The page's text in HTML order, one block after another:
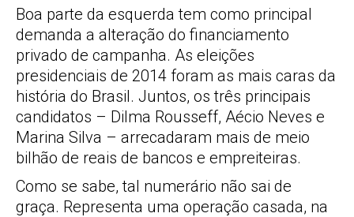
Boa parte da esquerda tem como principal
demanda a alteração do financiamento
privado de campanha. As eleições
presidenciais de 2014 foram as mais caras da
história do Brasil. Juntos, os três principais
candidatos – Dilma Rousseff, Aécio Neves e
Marina Silva – arrecadaram mais de meio
bilhão de reais de bancos e empreiteiras.
Como se sabe, tal numerário não sai de
graça. Representa uma operação casada, na